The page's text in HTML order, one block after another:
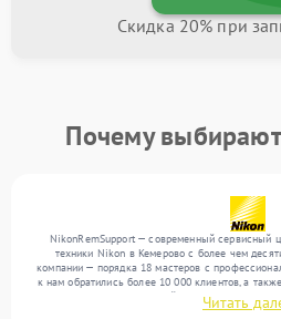
Скидка 20% при
Почему выбирают
NikonRemSupport — современный сервисный
техники Nikon в Кемерово с более чем
компании — порядка 18 мастеров с
к нам обратились более 10 000 клиентов, а
Ежемесячно в сервисный центр поступает
работаем с широким спектром неисправностей
Читать